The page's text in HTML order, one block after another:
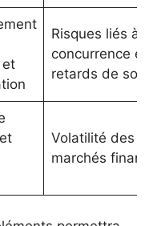
et
Risques liés à la
concurrence et
retards de sortie
Volatilité des
marchés